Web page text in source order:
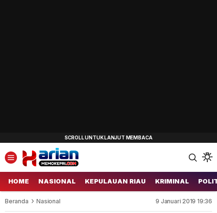
HOME NASIONAL KEPULAUAN RIAU KRIMINAL
Beranda Nasional 9 Januari 2019 19:36